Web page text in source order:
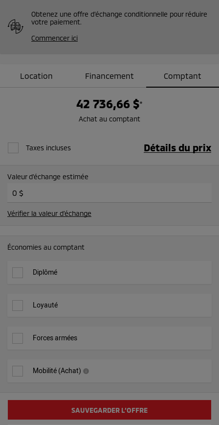
Obtenez une offre d’échange conditionnelle pour réduire
votre paiement.
Commencer ici
Location Financement Comptant
42 736,66 $*
Achat au comptant
Taxes incluses Détails du prix
Valeur d’échange estimée
Vérifier la valeur d’échange
Économies au comptant
Diplômé
Loyauté
Forces armées
Mobilité (Achat) info
SAUVEGARDER L’OFFRE